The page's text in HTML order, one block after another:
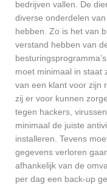
bedrijven vallen. De
diverse onderdelen
hebben. Zo is het van
verstand hebben van
moet minimaal in staat
van een klant voor zijn
zij er voor kunnen
tegen hackers,
minimaal de juiste
installeren. Tevens
gegevens verloren
afhankelijk van de
per dag een back-up